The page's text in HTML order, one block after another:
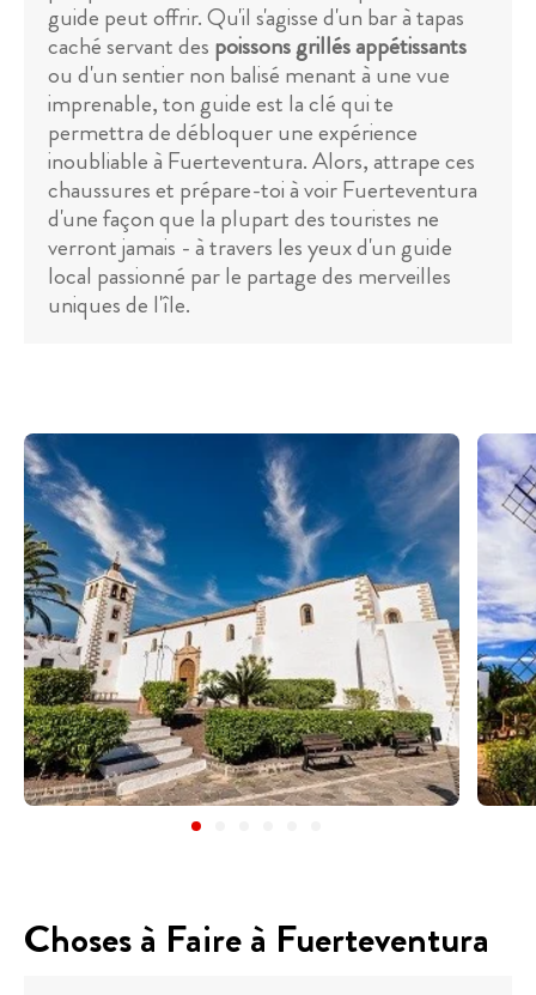
guide peut offrir. Qu'il s'agisse d'un bar à tapas
caché servant des poissons grillés appétissants
ou d'un sentier non balisé menant à une vue
imprenable, ton guide est la clé qui te
permettra de débloquer une expérience
inoubliable à Fuerteventura. Alors, attrape ces
chaussures et prépare-toi à voir Fuerteventura
d'une façon que la plupart des touristes ne
verront jamais - à travers les yeux d'un guide
local passionné par le partage des merveilles
uniques de l'île.
Choses à Faire à Fuerteventura